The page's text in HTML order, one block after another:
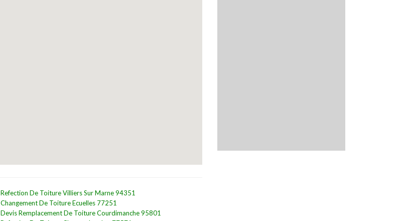
Refection De Toiture Villiers Sur Marne 94351
Changement De Toiture Ecuelles 77251
Devis Remplacement De Toiture Courdimanche 95801